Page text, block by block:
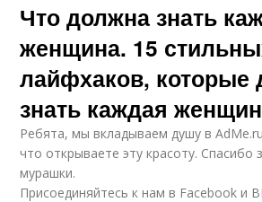
Что должна знать
женщина. 15
лайфхаков, которые
знать каждая
Ребята, мы вкладываем душу в
что открываете эту красоту. Спасибо
мурашки.
Присоединяйтесь к нам в Facebook и